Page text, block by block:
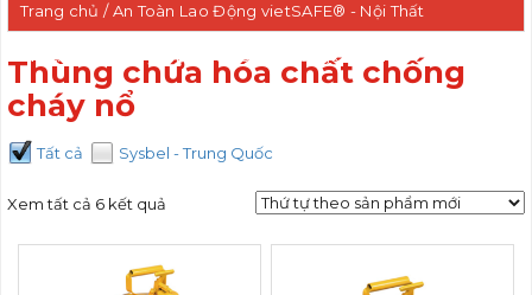
Trang chủ /An Toàn Lao Động vietSAFE® - Nội Thất
funiLAB® / Thùng chứa hóa chất chống cháy nổ
Thùng chứa hóa chất chống
cháy nổ
Tất cả Sysbel - Trung Quốc
Xem tất cả 6 kết quả